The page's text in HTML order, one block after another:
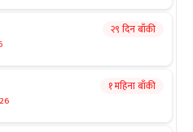
२९ दिन बाँकी
१ महिना बाँकी